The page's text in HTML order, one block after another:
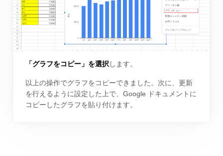
「グラフをコピー」を選択 します。
以上の操作でグラフをコピーできました。次に、更新
を行えるように設定した上で、Google ドキュメントに
コピーしたグラフを貼り付けます。